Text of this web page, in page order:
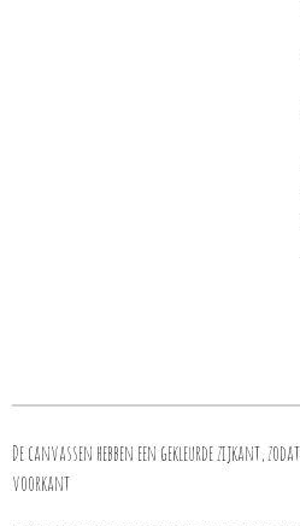
De canvassen hebben een gekleurde zijkant,
voorkant